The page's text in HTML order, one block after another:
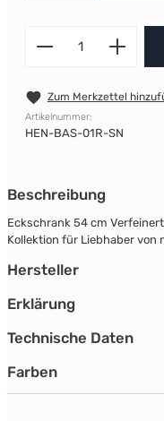
Zum Merkzettel
Artikelnummer:
HEN-BAS-01R-SN
Beschreibung
Eckschrank 54 cm
Kollektion für Liebhaber von
Hersteller
Erklärung
Technische Daten
Farben